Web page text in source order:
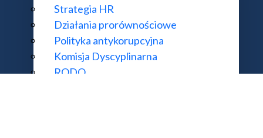
Strategia HR
Działania prorównościowe
Polityka antykorupcyjna
Komisja Dyscyplinarna
RODO
działania strony i treści na niej zawartych proszę kierować na adres
Polskiej Akademii Nauk. Wszelkie prawa zastrzeżone.